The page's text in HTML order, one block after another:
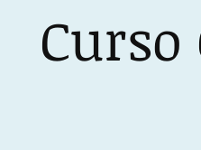
Curso